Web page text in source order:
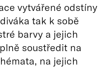
vytvářené odstíny
tak k sobě
barvy a jejich
soustředit na
na jejich